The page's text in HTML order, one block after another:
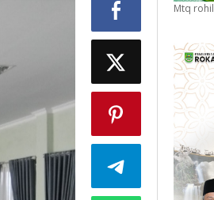
Mtq rohil